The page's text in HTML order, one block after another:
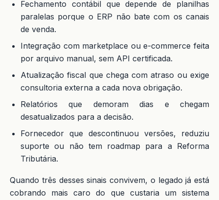
Fechamento contábil que depende de planilhas
paralelas porque o ERP não bate com os canais
de venda.
Integração com marketplace ou e-commerce feita
por arquivo manual, sem API certificada.
Atualização fiscal que chega com atraso ou exige
consultoria externa a cada nova obrigação.
Relatórios que demoram dias e chegam
desatualizados para a decisão.
Fornecedor que descontinuou versões, reduziu
suporte ou não tem roadmap para a Reforma
Tributária.
Quando três desses sinais convivem, o legado já está
cobrando mais caro do que custaria um sistema